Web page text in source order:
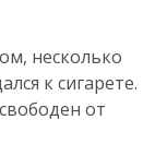
несколько
к сигарете.
от